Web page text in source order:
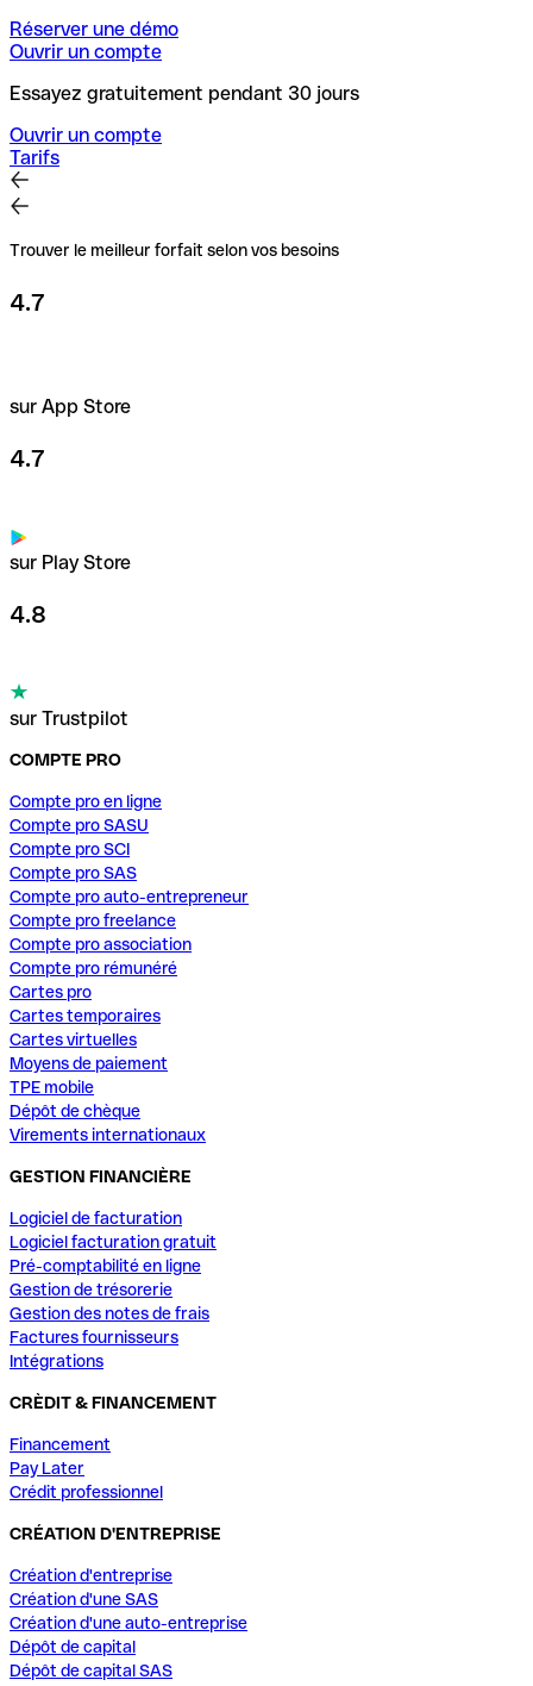
Réserver une démo
Ouvrir un compte
Essayez gratuitement pendant 30 jours
Ouvrir un compte
Tarifs
Trouver le meilleur forfait selon vos besoins
4.7
sur App Store
4.7
sur Play Store
4.8
sur Trustpilot
COMPTE PRO
Compte pro en ligne
Compte pro SASU
Compte pro SCI
Compte pro SAS
Compte pro auto-entrepreneur
Compte pro freelance
Compte pro association
Compte pro rémunéré
Cartes pro
Cartes temporaires
Cartes virtuelles
Moyens de paiement
TPE mobile
Dépôt de chèque
Virements internationaux
GESTION FINANCIÈRE
Logiciel de facturation
Logiciel facturation gratuit
Pré-comptabilité en ligne
Gestion de trésorerie
Gestion des notes de frais
Factures fournisseurs
Intégrations
CRÈDIT & FINANCEMENT
Financement
Pay Later
Crédit professionnel
CRÉATION D'ENTREPRISE
Création d'entreprise
Création d'une SAS
Création d'une auto-entreprise
Dépôt de capital
Dépôt de capital SAS